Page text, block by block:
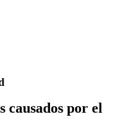
causados por el